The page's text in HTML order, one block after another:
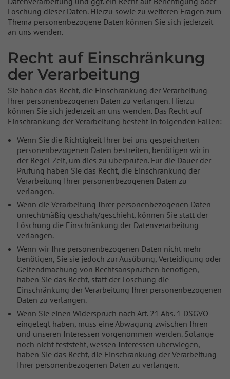
Löschung dieser Daten. Hierzu sowie zu weiteren Fragen zum
Thema personenbezogene Daten können Sie sich jederzeit
an uns wenden.
Recht auf Einschränkung
der Verarbeitung
Sie haben das Recht, die Einschränkung der Verarbeitung
Ihrer personenbezogenen Daten zu verlangen. Hierzu
können Sie sich jederzeit an uns wenden. Das Recht auf
Einschränkung der Verarbeitung besteht in folgenden Fällen:
Wenn Sie die Richtigkeit Ihrer bei uns gespeicherten
personenbezogenen Daten bestreiten, benötigen wir in
der Regel Zeit, um dies zu überprüfen. Für die Dauer der
Prüfung haben Sie das Recht, die Einschränkung der
Verarbeitung Ihrer personenbezogenen Daten zu
verlangen.
Wenn die Verarbeitung Ihrer personenbezogenen Daten
unrechtmäßig geschah/geschieht, können Sie statt der
Löschung die Einschränkung der Datenverarbeitung
verlangen.
Wenn wir Ihre personenbezogenen Daten nicht mehr
benötigen, Sie sie jedoch zur Ausübung, Verteidigung oder
Geltendmachung von Rechtsansprüchen benötigen,
haben Sie das Recht, statt der Löschung die
Einschränkung der Verarbeitung Ihrer personenbezogenen
Daten zu verlangen.
Wenn Sie einen Widerspruch nach Art. 21 Abs. 1 DSGVO
eingelegt haben, muss eine Abwägung zwischen Ihren
und unseren Interessen vorgenommen werden. Solange
noch nicht feststeht, wessen Interessen überwiegen,
haben Sie das Recht, die Einschränkung der Verarbeitung
Ihrer personenbezogenen Daten zu verlangen.